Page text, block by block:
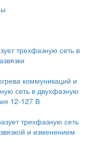
трехфазную сеть в
коммуникаций и
сеть в двухфазную
12-127 В
трехфазную сеть
и изменением